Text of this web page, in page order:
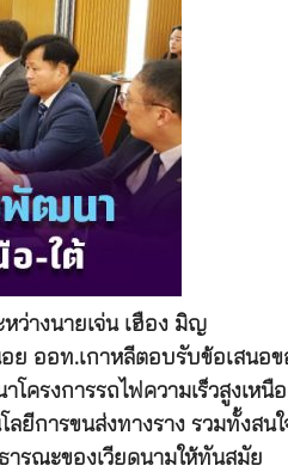
ว่างนายเจ่น เฮือง มิญ
ย ออท.เกาหลีตอบรับข้อเสนอข
ครงการรถไฟความเร็วสูงเหนื
ยีการขนส่งทางราง รวมทั้งสนใ
รณะของเวียดนามให้ทันสมัย